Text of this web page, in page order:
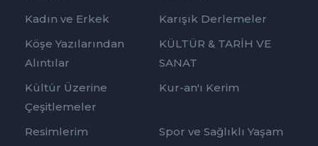
Kadın ve Erkek
Karışık Derlemeler
Köşe Yazılarından
Alıntılar
KÜLTÜR & TARİH VE
SANAT
Kültür Üzerine
Çeşitlemeler
Kur-an'ı Kerim
Resimlerim
Spor ve Sağlıklı Yaşam